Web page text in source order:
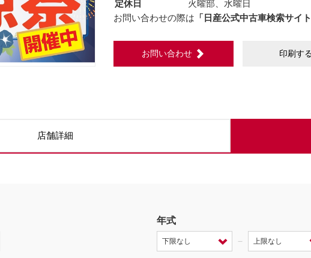
定休日
火曜部、水曜日
お問い合わせの際は 「日産公式中古車検索サイ
お問い合わせ 印刷す
店舗詳細
年式
－